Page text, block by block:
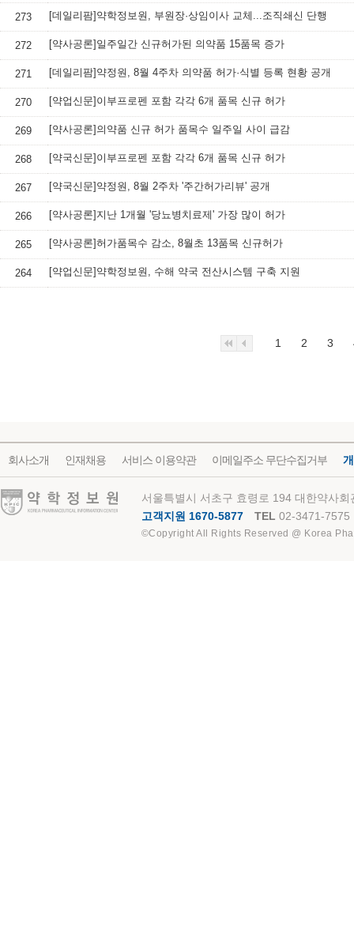
273 [데일리팜]약학정보원, 부원장·상임이사 교체...조직쇄신 단행
272 [약사공론]일주일간 신규허가된 의약품 15품목 증가
271 [데일리팜]약정원, 8월 4주차 의약품 허가·식별 등록 현황 공개
270 [약업신문]이부프로펜 포함 각각 6개 품목 신규 허가
269 [약사공론]의약품 신규 허가 품목수 일주일 사이 급감
268 [약국신문]이부프로펜 포함 각각 6개 품목 신규 허가
267 [약국신문]약정원, 8월 2주차 '주간허가리뷰' 공개
266 [약사공론]지난 1개월 '당뇨병치료제' 가장 많이 허가
265 [약사공론]허가품목수 감소, 8월초 13품목 신규허가
264 [약업신문]약학정보원, 수해 약국 전산시스템 구축 지원
1 2 3
회사소개 인재채용 서비스 이용약관 이메일주소 무단수집거부
약학정보원
서울특별시 서초구 효령로 194 대한약사
고객지원 1670-5877
TEL 02-3471-7575
©Copyright All Rights Reserved @ Korea